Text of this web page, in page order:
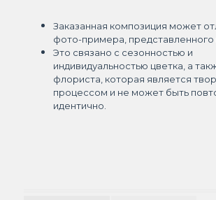
Заказанная композиция может
фото-примера, представленного
Это связано с сезонностью и
индивидуальностью цветка, а
флориста, которая является
процессом и не может быть
идентично.